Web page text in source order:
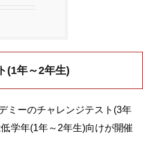
(1年～2年生)
ミーのチャレンジテスト(3年
学年(1年～2年生)向けが開催